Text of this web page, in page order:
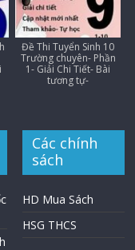
Đề Thi Tuyển Sinh 10
Trường chuyên- Phần
1- Giải Chi Tiết- Bài
tương tự-
Các chính
sách
HD Mua Sách
HSG THCS